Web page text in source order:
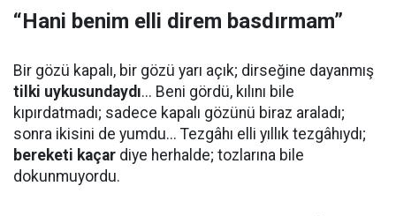
“Hani benim elli direm basdırmam”
Bir gözü kapalı, bir gözü yarı açık; dirseğine dayanmış
tilki uykusundaydı... Beni gördü, kılını bile
kıpırdatmadı; sadece kapalı gözünü biraz araladı;
sonra ikisini de yumdu... Tezgâhı elli yıllık tezgâhıydı;
bereketi kaçar diye herhalde; tozlarına bile
dokunmuyordu.